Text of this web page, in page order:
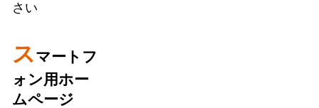
さい
スマートフ
ォン用ホー
ムページ